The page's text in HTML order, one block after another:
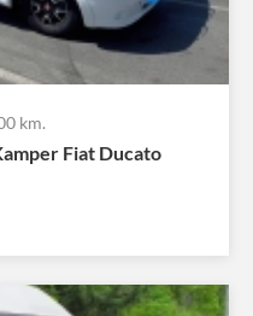
km.
Fiat Ducato